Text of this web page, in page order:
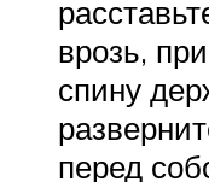
врозь,
спину
перед